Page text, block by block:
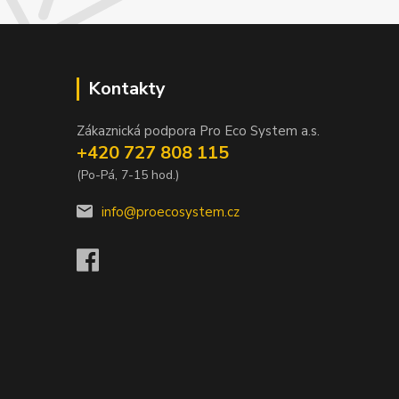
Kontakty
Zákaznická podpora Pro Eco System a.s.
+420 727 808 115
(Po-Pá, 7-15 hod.)
info@proecosystem.cz